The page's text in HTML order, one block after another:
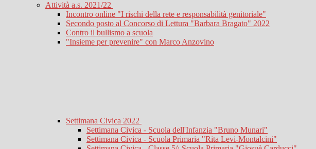
Attività a.s. 2021/22
Incontro online "I rischi della rete e responsabilità genitoriale"
Secondo posto al Concorso di Lettura "Barbara Bragato" 2022
Contro il bullismo a scuola
"Insieme per prevenire" con Marco Anzovino
Settimana Civica 2022
Settimana Civica - Scuola dell'Infanzia "Bruno Munari"
Settimana Civica - Scuola Primaria "Rita Levi-Montalcini"